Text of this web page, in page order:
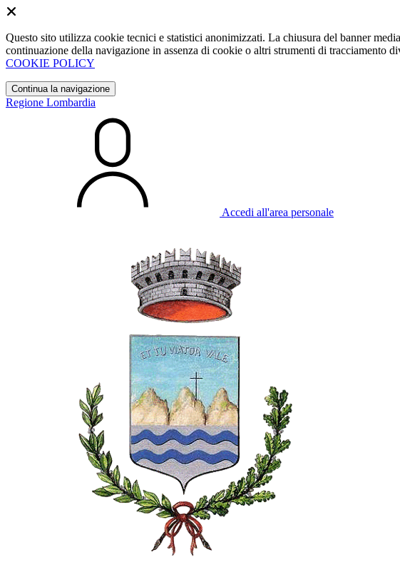
Questo sito utilizza cookie tecnici e statistici anonimizzati. La chiusura del banner
continuazione della navigazione in assenza di cookie o altri strumenti di tracciamento
COOKIE POLICY
Continua la navigazione
Regione Lombardia
Accedi all'area personale